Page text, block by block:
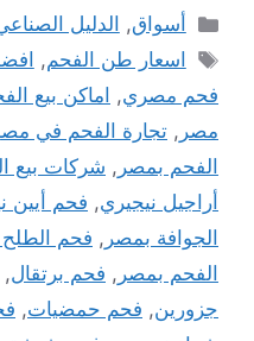
التصنيفات
أسواق, الدليل
الوسوم
اسعار طن الفحم,
فحم مصري, اماكن بيع
مصر , تجارة الفحم في
الفحم بمصر , شركات بيع
أراجيل نيجيري, فحم أيين
الجوافة بمصر , فحم
الفحم بمصر , فحم برتقال,
جزورين, فحم حمضيات,